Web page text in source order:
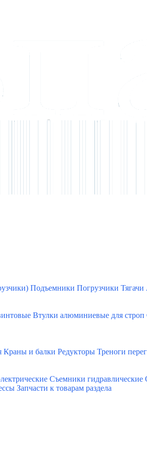
Подъемники Погрузчики Тягачи
Втулки алюминиевые для строп
Краны и балки Редукторы Треноги
Съемники гидравлические
Запчасти к товарам раздела